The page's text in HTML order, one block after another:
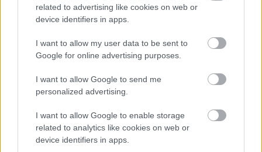
related to advertising like cookies on web or
device identifiers in apps.
I want to allow my user data to be sent to
Google for online advertising purposes.
I want to allow Google to send me
personalized advertising.
I want to allow Google to enable storage
related to analytics like cookies on web or
device identifiers in apps.
2026.08.06. Fazekas Adrián
Csődbe ment a tószegi Accell Hunland, a hazai
kerékpárgyártás meghatározó szereplője
Leállt a termelés a tószegi üzemben, miközben a holland
anyavállalat fizetési haladékot kért. Az európai
kerékpáripar...